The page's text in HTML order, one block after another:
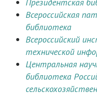
Президентская
Всероссийская
библиотека
Всероссийский
технической
Центральная
библиотека